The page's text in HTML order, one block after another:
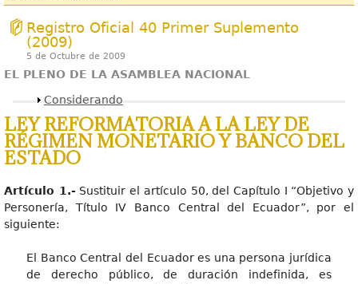
Registro Oficial 40 Primer Suplemento
(2009)
5 de Octubre de 2009
EL PLENO DE LA ASAMBLEA NACIONAL
Mostrar
Considerando
LEY REFORMATORIA A LA LEY DE
RÉGIMEN MONETARIO Y BANCO DEL
ESTADO
Artículo 1.- Sustituir el artículo 50, del Capítulo I “Objetivo y
Personería, Título IV Banco Central del Ecuador”, por el
siguiente:
El Banco Central del Ecuador es una persona jurídica
de derecho público, de duración indefinida, es